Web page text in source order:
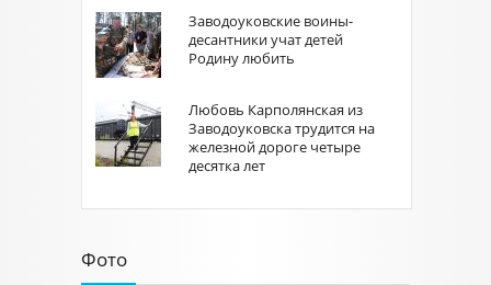
Заводоуковские воины-
десантники учат детей
Родину любить
Любовь Карполянская из
Заводоуковска трудится на
железной дороге четыре
десятка лет
Фото